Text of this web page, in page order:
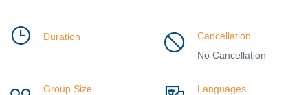
Duration
Cancellation
No Cancellation
Group Size
Languages